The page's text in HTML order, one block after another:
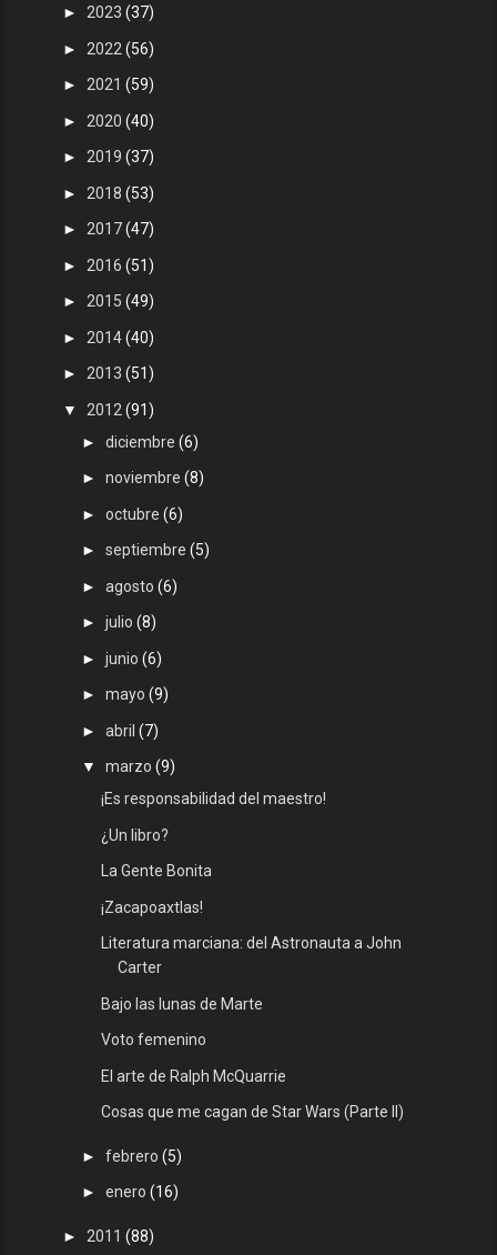
►2023(37)
► 2022(56)
►2021(59)
► 2020(40)
►2019(37)
► 2018(53)
►2017(47)
► 2016(51)
►2015(49)
► 2014(40)
►2013(51)
▼ 2012(91)
►diciembre(6)
►noviembre(8)
►octubre(6)
►septiembre(5)
►agosto(6)
►julio(8)
►junio(6)
►mayo(9)
►abril(7)
▼marzo(9)
¡Es responsabilidad del maestro!
¿Un libro?
La Gente Bonita
¡Zacapoaxtlas!
Literatura marciana: del Astronauta a John
Carter
Bajo las lunas de Marte
Voto femenino
El arte de Ralph McQuarrie
Cosas que me cagan de Star Wars (Parte II)
►febrero(5)
►enero(16)
► 2011(88)